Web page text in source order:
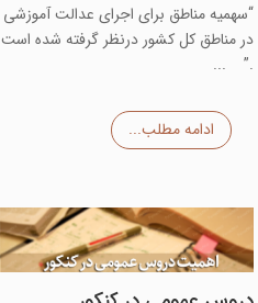
“سهمیه مناطق برای اجرای عدالت آموزشی
در مناطق کل کشور درنظر گرفته شده است
.” ...
ادامه مطلب...